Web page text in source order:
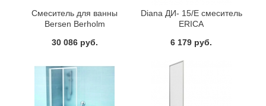
Смеситель для ванны
Bersen Berholm
30 086 руб.
Diana ДИ- 15/E смеситель
ERICA
6 179 руб.